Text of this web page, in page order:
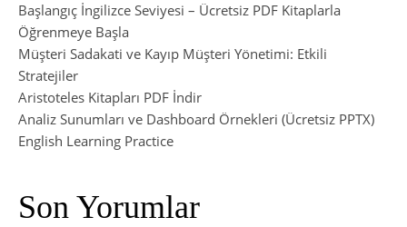
Başlangıç İngilizce Seviyesi – Ücretsiz PDF Kitaplarla
Öğrenmeye Başla
Müşteri Sadakati ve Kayıp Müşteri Yönetimi: Etkili
Stratejiler
Aristoteles Kitapları PDF İndir
Analiz Sunumları ve Dashboard Örnekleri (Ücretsiz PPTX)
English Learning Practice
Son Yorumlar